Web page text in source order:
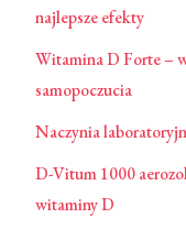
najlepsze efekty
Witamina D Forte –
samopoczucia
Naczynia
D-Vitum 1000
witaminy D